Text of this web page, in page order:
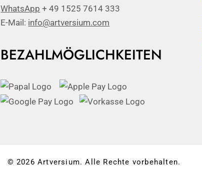
WhatsApp + 49 1525 7614 333
E-Mail: info@artversium.com
BEZAHLMÖGLICHKEITEN
© 2026 Artversium. Alle Rechte vorbehalten.